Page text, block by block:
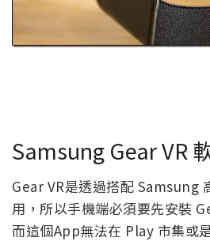
Samsung Gear VR
Gear VR是透過搭配 Samsung
用，所以手機端必須要先安裝
而這個App無法在 Play 市集或